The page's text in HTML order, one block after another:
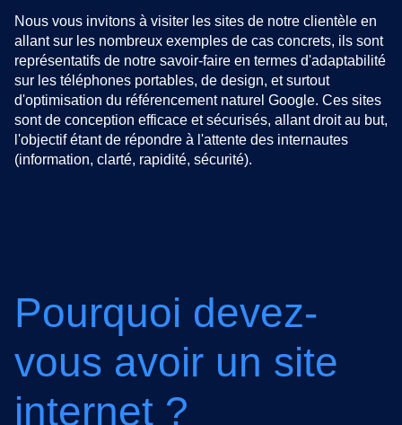
Nous vous invitons à visiter les sites de notre clientèle en
allant sur les nombreux exemples de cas concrets, ils sont
représentatifs de notre savoir-faire en termes d'adaptabilité
sur les téléphones portables, de design, et surtout
d'optimisation du référencement naturel Google. Ces sites
sont de conception efficace et sécurisés, allant droit au but,
l'objectif étant de répondre à l'attente des internautes
(information, clarté, rapidité, sécurité).
Pourquoi devez-
vous avoir un site
internet ?